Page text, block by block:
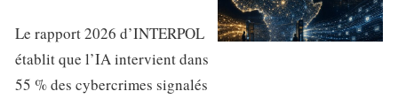
Le rapport 2026 d’INTERPOL
établit que l’IA intervient dans
55 % des cybercrimes signalés